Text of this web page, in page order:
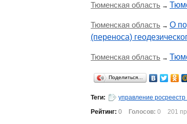
Тюменская область →
Тюменская область → О
(переноса)
Тюменская область →
Поделиться…
Теги:
управление
Рейтинг: 0 Голосов: 0 201